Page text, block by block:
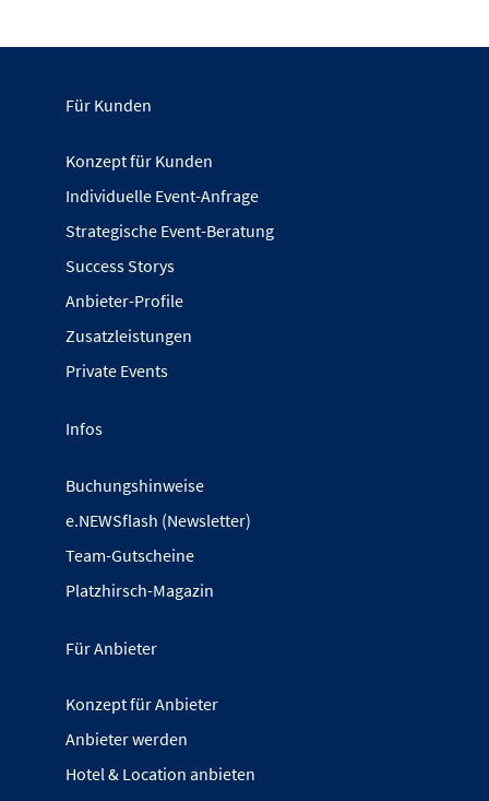
Für Kunden
Konzept für Kunden
Individuelle Event-Anfrage
Strategische Event-Beratung
Success Storys
Anbieter-Profile
Zusatzleistungen
Private Events
Infos
Buchungshinweise
e.NEWSflash (Newsletter)
Team-Gutscheine
Platzhirsch-Magazin
Für Anbieter
Konzept für Anbieter
Anbieter werden
Hotel & Location anbieten